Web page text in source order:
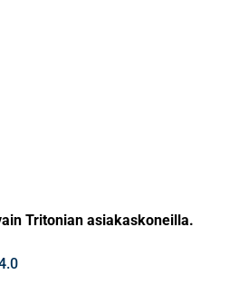
Tritonian asiakaskoneilla.